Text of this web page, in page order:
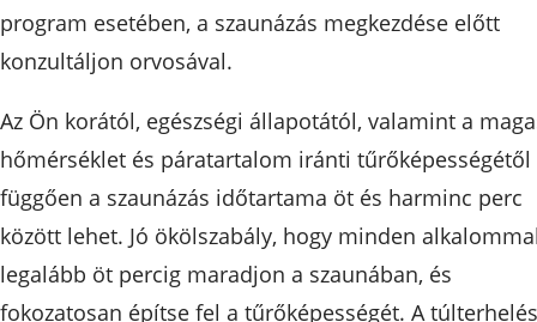
program esetében, a szaunázás megkezdése előtt
konzultáljon orvosával.
Az Ön korától, egészségi állapotától, valamint a
hőmérséklet és páratartalom iránti tűrőképességétől
függően a szaunázás időtartama öt és harminc perc
között lehet. Jó ökölszabály, hogy minden
legalább öt percig maradjon a szaunában, és
fokozatosan építse fel a tűrőképességét. A túlterhelés